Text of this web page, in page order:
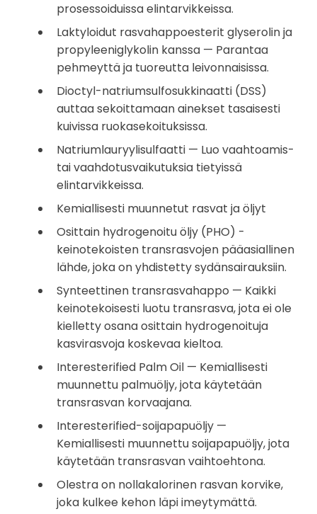
prosessoiduissa elintarvikkeissa.
Laktyloidut rasvahappoesterit glyserolin ja
propyleeniglykolin kanssa — Parantaa
pehmeyttä ja tuoreutta leivonnaisissa.
Dioctyl-natriumsulfosukkinaatti (DSS)
auttaa sekoittamaan ainekset tasaisesti
kuivissa ruokasekoituksissa.
Natriumlauryylisulfaatti — Luo vaahtoamis-
tai vaahdotusvaikutuksia tietyissä
elintarvikkeissa.
Kemiallisesti muunnetut rasvat ja öljyt
Osittain hydrogenoitu öljy (PHO) -
keinotekoisten transrasvojen pääasiallinen
lähde, joka on yhdistetty sydänsairauksiin.
Synteettinen transrasvahappo — Kaikki
keinotekoisesti luotu transrasva, jota ei ole
kielletty osana osittain hydrogenoituja
kasvirasvoja koskevaa kieltoa.
Interesterified Palm Oil — Kemiallisesti
muunnettu palmuöljy, jota käytetään
transrasvan korvaajana.
Interesterified-soijapapuöljy —
Kemiallisesti muunnettu soijapapuöljy, jota
käytetään transrasvan vaihtoehtona.
Olestra on nollakalorinen rasvan korvike,
joka kulkee kehon läpi imeytymättä.